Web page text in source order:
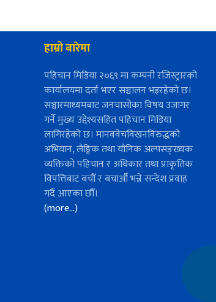
हाम्रो बारेमा
पहिचान मिडिया २०६९ मा कम्पनी रजिस्ट्रारको
कार्यालयमा दर्ता भएर सञ्चालन भइरहेको छ।
सञ्चारमाध्यमबाट जनचासोका विषय उजागर
गर्ने मुख्य उद्देश्यसहित पहिचान मिडिया
लागिरहेको छ। मानववेचविखनविरुद्धको
अभियान, लैङ्गिक तथा यौनिक अल्पसङ्ख्यक
व्यक्तिको पहिचान र अधिकार तथा प्राकृतिक
विपत्तिबाट बचौँ र बचाऔँ भन्ने सन्देश प्रवाह
गर्दै आएका छौँ।
(more…)